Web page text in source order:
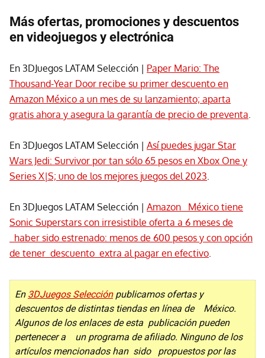
Más ofertas, promociones y descuentos
en videojuegos y electrónica
En 3DJuegos LATAM Selección | Paper Mario: The
Thousand-Year Door recibe su primer descuento en
Amazon México a un mes de su lanzamiento; aparta
gratis ahora y asegura la garantía de precio de preventa.
En 3DJuegos LATAM Selección | Así puedes jugar Star
Wars Jedi: Survivor por tan sólo 65 pesos en Xbox One y
Series X|S; uno de los mejores juegos del 2023.
En 3DJuegos LATAM Selección | Amazon México tiene
Sonic Superstars con irresistible oferta a 6 meses de
haber sido estrenado: menos de 600 pesos y con opción
de tener descuento extra al pagar en efectivo.
En 3DJuegos Selecciónpublicamos ofertas y
descuentos de distintas tiendas en línea de México.
Algunos de los enlaces de esta publicación pueden
pertenecer a un programa de afiliado. Ninguno de los
artículos mencionados han sido propuestos por las